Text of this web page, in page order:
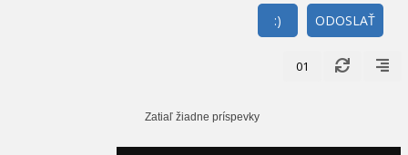
ODOSLAŤ
:)
01
Zatiaľ žiadne príspevky